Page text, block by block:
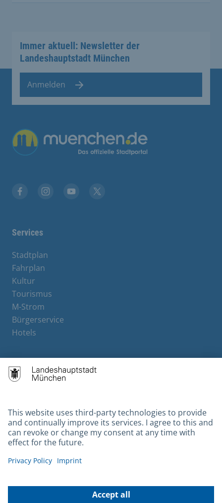
Immer aktuell: Newsletter der
Landeshauptstadt München
Anmelden
Übergreifende Links
Services
Stadtplan
Fahrplan
Kultur
Tourismus
M-Strom
Bürgerservice
Hotels
Contact
Gebärdensprache
Datenschutz
Kontakt